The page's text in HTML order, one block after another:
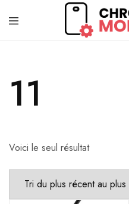
de
smartphones
tablettes
11
Voici le seul résultat